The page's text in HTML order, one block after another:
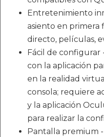
Entretenimiento
asiento en primera
directo, películas,
Fácil de configurar
con la aplicación
en la realidad
consola; requiere
y la aplicación
para realizar la
Pantalla premium